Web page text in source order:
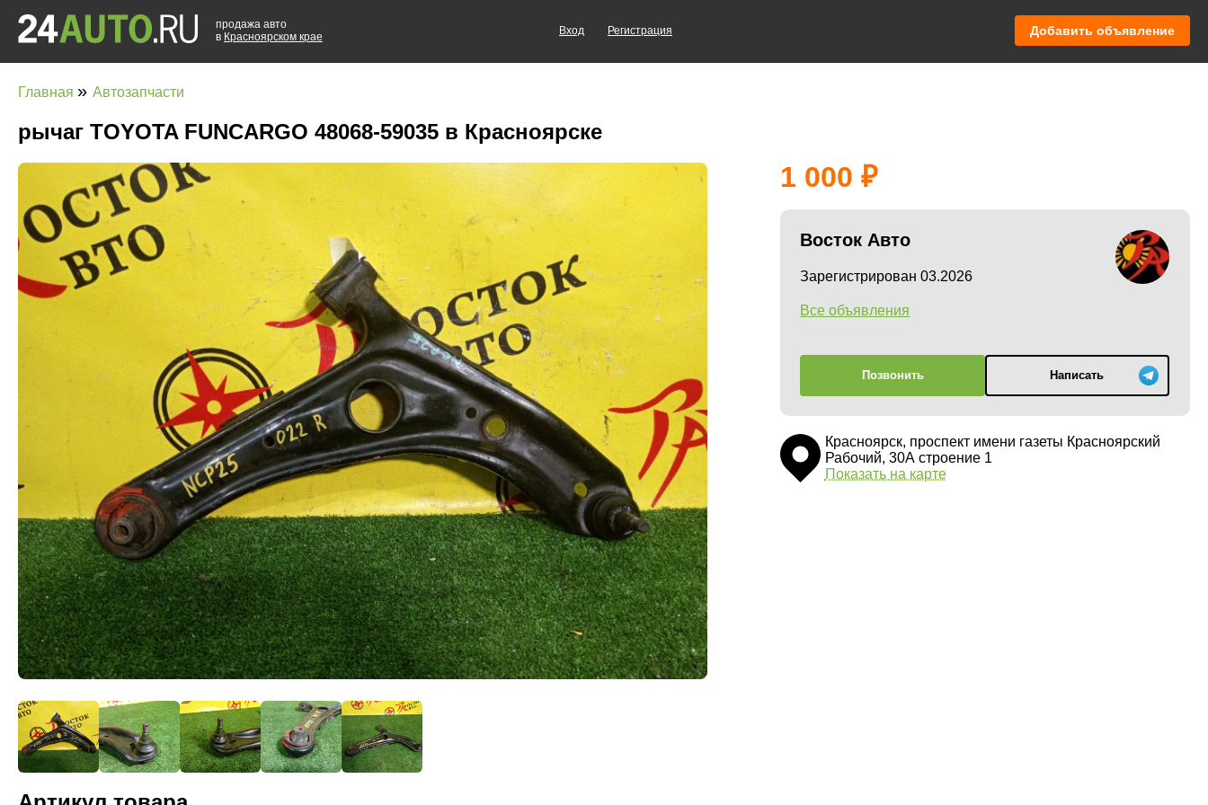
продажа авто
в Красноярском крае
Вход Регистрация Добавить объявление
Главная » Автозапчасти
рычаг TOYOTA FUNCARGO 48068-59035 в Красноярске
1 000
Восток Авто
Зарегистрирован 03.2026
Все объявления
Позвонить Написать
Красноярск, проспект имени газеты Красноярский
Рабочий, 30А строение 1
Показать на карте